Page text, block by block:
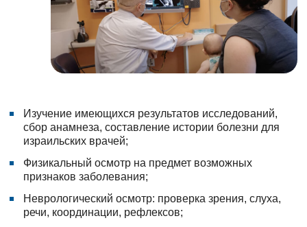
Изучение имеющихся результатов исследований,
сбор анамнеза, составление истории болезни для
израильских врачей;
Физикальный осмотр на предмет возможных
признаков заболевания;
Неврологический осмотр: проверка зрения, слуха,
речи, координации, рефлексов;